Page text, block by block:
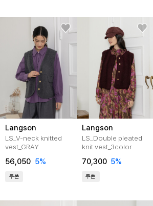
Langson
LS_V-neck knitted
vest_GRAY
56,050 5%
쿠폰
Langson
LS_Double pleated
knit vest_3color
70,300 5%
쿠폰